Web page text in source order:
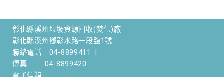
彰化縣溪州垃圾資源回收(焚化)廠
彰化縣溪州鄉彰水路一段臨1號
聯絡電話
04-8899411
傳真
04-8899420
電子信箱